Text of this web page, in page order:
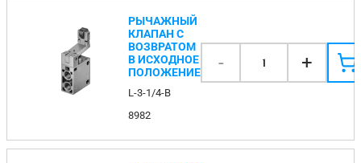
РЫЧАЖНЫЙ
КЛАПАН С
ВОЗВРАТОМ
В ИСХОДНОЕ
ПОЛОЖЕНИЕ
L-3-1/4-B
8982
- 1 +